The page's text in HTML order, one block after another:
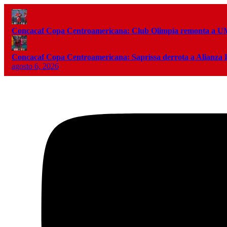
Concacaf Copa Centroamericana: Club Olimpia remonta a
Concacaf Copa Centroamericana: Saprissa derrota a Alianza
agosto 6, 2026